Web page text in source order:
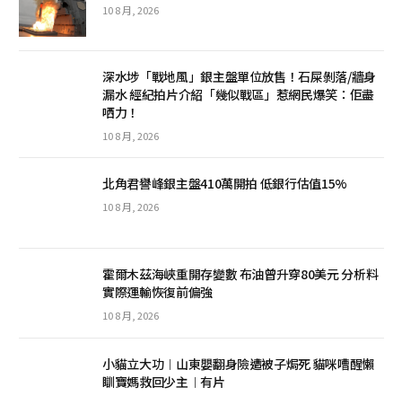
10 8 月, 2026
深水埗「戰地風」銀主盤單位放售！石屎剝落/牆身
漏水 經紀拍片介紹「幾似戰區」惹網民爆笑：佢盡
哂力！
10 8 月, 2026
北角君譽峰銀主盤410萬開拍 低銀行估值15%
10 8 月, 2026
霍爾木茲海峽重開存變數 布油曾升穿80美元 分析料
實際運輸恢復前偏強
10 8 月, 2026
小貓立大功︱山東嬰翻身險遭被子焗死 貓咪嘈醒懶
瞓寶媽救回少主︱有片